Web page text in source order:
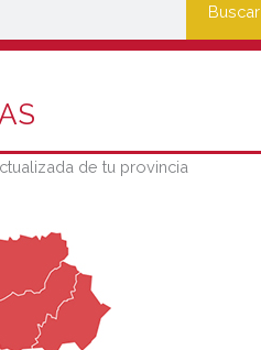
Buscar
de tu provincia